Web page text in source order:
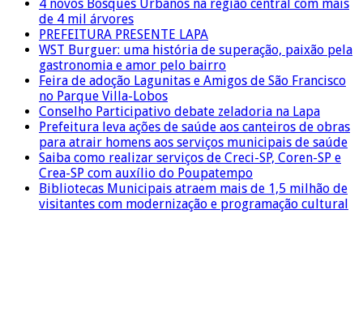
4 novos Bosques Urbanos na região central com mais
de 4 mil árvores
PREFEITURA PRESENTE LAPA
WST Burguer: uma história de superação, paixão pela
gastronomia e amor pelo bairro
Feira de adoção Lagunitas e Amigos de São Francisco
no Parque Villa-Lobos
Conselho Participativo debate zeladoria na Lapa
Prefeitura leva ações de saúde aos canteiros de obras
para atrair homens aos serviços municipais de saúde
Saiba como realizar serviços de Creci-SP, Coren-SP e
Crea-SP com auxílio do Poupatempo
Bibliotecas Municipais atraem mais de 1,5 milhão de
visitantes com modernização e programação cultural